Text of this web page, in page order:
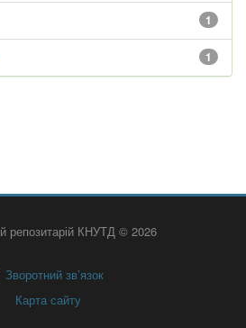
1
1
репозитарій КНУТД © 2026
Зворотний зв’язок
Карта сайту